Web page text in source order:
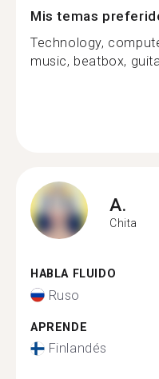
Mis temas
Technology,
music, beatbox,
A.
Chita
HABLA FLUIDO
Ruso
APRENDE
Finlandés